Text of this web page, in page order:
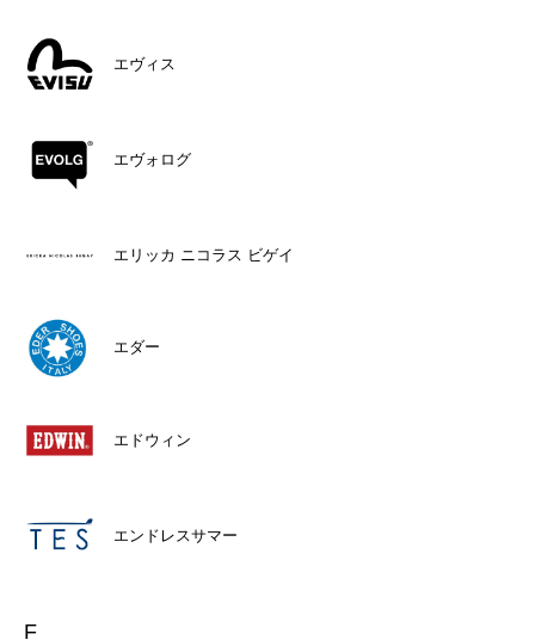
エヴィス
エヴォログ
エリッカ ニコラス ビゲイ
エダー
エドウィン
エンドレスサマー
F